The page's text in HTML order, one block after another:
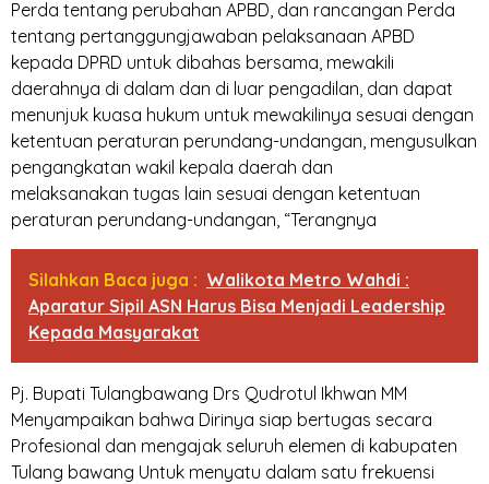
Perda tentang perubahan APBD, dan rancangan Perda
tentang pertanggungjawaban pelaksanaan APBD
kepada DPRD untuk dibahas bersama, mewakili
daerahnya di dalam dan di luar pengadilan, dan dapat
menunjuk kuasa hukum untuk mewakilinya sesuai dengan
ketentuan peraturan perundang-undangan, mengusulkan
pengangkatan wakil kepala daerah dan
melaksanakan tugas lain sesuai dengan ketentuan
peraturan perundang-undangan, “Terangnya
Silahkan Baca juga : Walikota Metro Wahdi :
Aparatur Sipil ASN Harus Bisa Menjadi Leadership
Kepada Masyarakat
Pj. Bupati Tulangbawang Drs Qudrotul Ikhwan MM
Menyampaikan bahwa Dirinya siap bertugas secara
Profesional dan mengajak seluruh elemen di kabupaten
Tulang bawang Untuk menyatu dalam satu frekuensi